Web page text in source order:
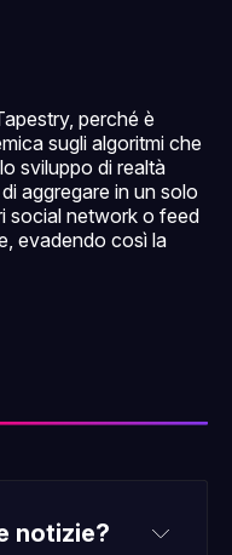
perché è
sugli algoritmi che
sviluppo di realtà
aggregare in un solo
social network o feed
evadendo così la
notizie?